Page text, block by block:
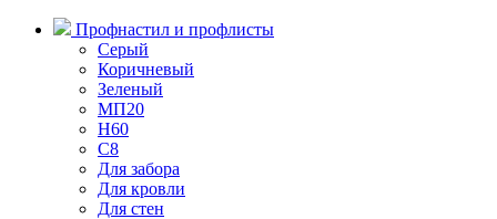
Профнастил и профлисты
Серый
Коричневый
Зеленый
МП20
H60
С8
Для забора
Для кровли
Для стен